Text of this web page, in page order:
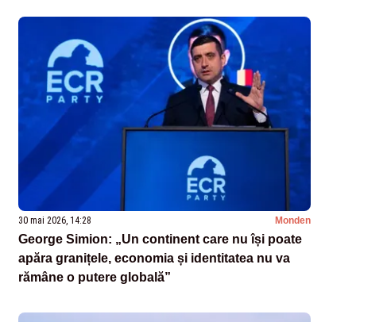
30 mai 2026, 14:28 Monden
George Simion: „Un continent care nu își poate
apăra granițele, economia și identitatea nu va
rămâne o putere globală”